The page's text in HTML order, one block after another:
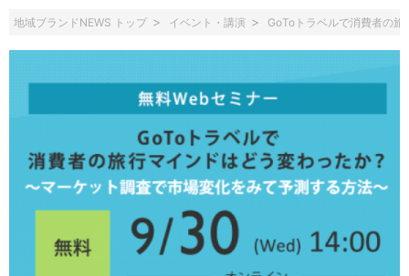
地域ブランドNEWS トップ イベント・講演 GoToトラベルで消費者の